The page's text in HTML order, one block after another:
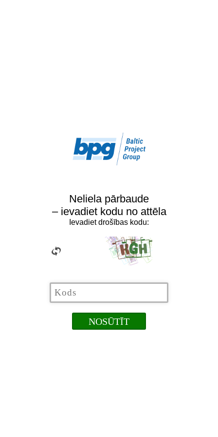
Neliela pārbaude
– ievadiet kodu no attēla
Ievadiet drošības kodu: